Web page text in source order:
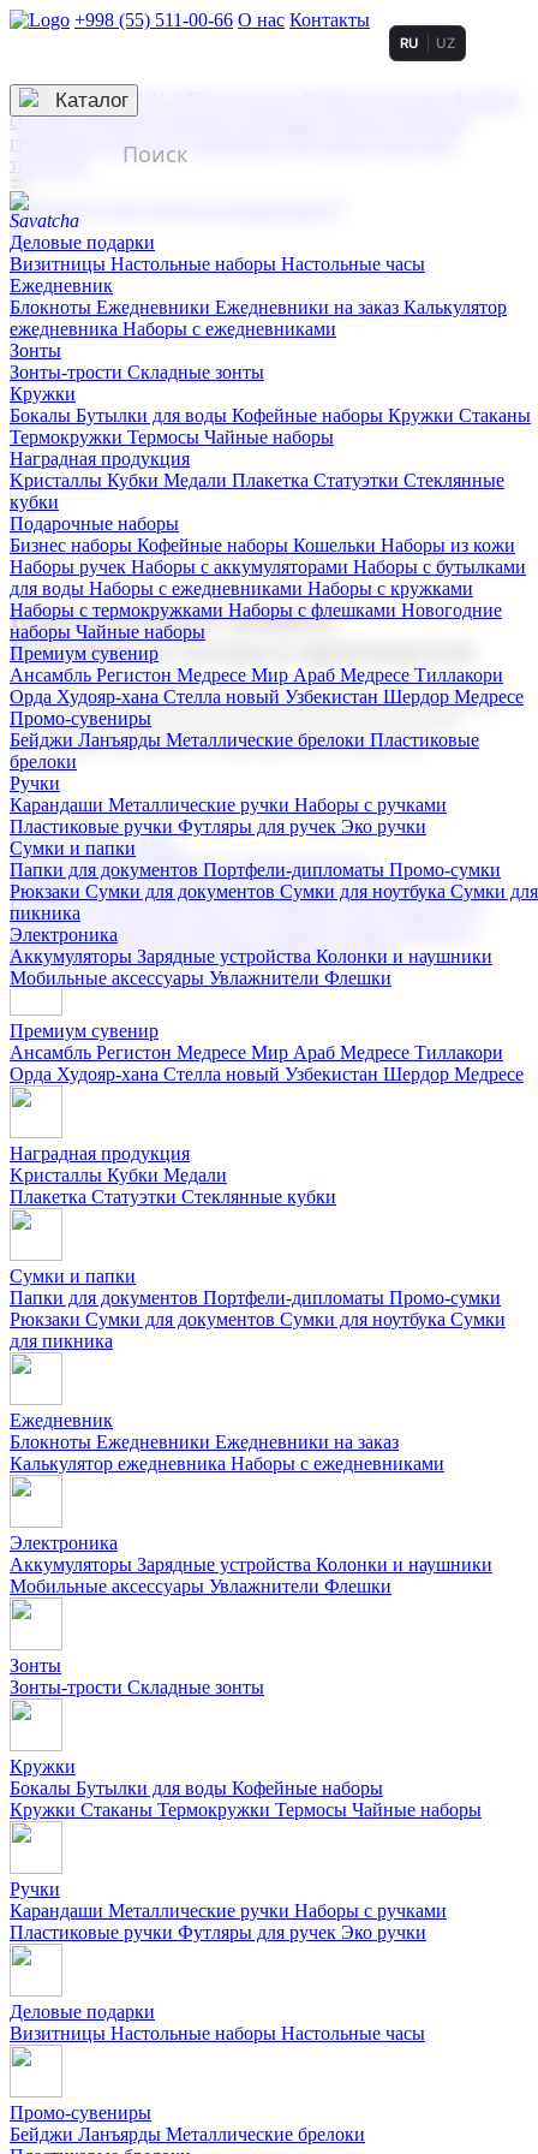
+998 (55) 511-00-66 О нас Контакты
3D гравировка
смолой (Doming)
гравировка твердая
тиснение
RU UZ
☰
Контакты
Каталог
Деловые подарки
Визитницы Настольные наборы Настольные часы
Ежедневник
Блокноты Ежедневники Ежедневники на заказ Калькулятор
ежедневника Наборы с ежедневниками
Зонты
Зонты-трости Складные зонты
Кружки
Бокалы Бутылки для воды Кофейные наборы Кружки Стаканы
Термокружки Термосы Чайные наборы
Наградная продукция
Kристаллы Кубки Медали Плакетка Статуэтки Стеклянные
кубки
Подарочные наборы
Бизнес наборы Кофейные наборы Кошельки Наборы из кожи
Наборы ручек Наборы с аккумуляторами Наборы с бутылками
для воды Наборы с ежедневниками Наборы с кружками
Наборы с термокружками Наборы с флешками Новогодние
наборы Чайные наборы
Премиум сувенир
Ансамбль Регистон Медресе Мир Араб Медресе Тиллакори
Орда Худояр-хана Стелла новый Узбекистан Шердор Медресе
Промо-сувениры
Бейджи Ланъярды Металлические брелоки Пластиковые
брелоки
Ручки
Карандаши Металлические ручки Наборы с ручками
Пластиковые ручки Футляры для ручек Эко ручки
Сумки и папки
Папки для документов Портфели-дипломаты Промо-сумки
Рюкзаки Сумки для документов Сумки для ноутбука Сумки для
пикника
Электроника
Аккумуляторы Зарядные устройства Колонки и наушники
Мобильные аксессуары Увлажнители Флешки
Корпоративные подарки
Поставка со склада и производство
Мы предлагаем широкий выбор корпоративных подарков и
сувениров с логотипом. В нашем каталоге вы найдете
продукцию для бизнеса, мероприятия и клиентов.
Подарочные наборы
Бизнес наборыКофейные наборы Кошельки
Наборы из кожиНаборы ручекНаборы с аккумуляторами
Наборы с бутылками для воды
Наборы с ежедневниками
Наборы с кружками
флешкамиНовогодние наборыЧайные наборы
Премиум сувенир
Ансамбль Регистон Медресе Мир Араб Медресе Тиллакори
Орда Худояр-хана Стелла новый Узбекистан Шердор Медресе
Наградная продукция
Kристаллы Кубки Медали
Плакетка Статуэтки Стеклянные кубки
Сумки и папки
Папки для документов Портфели-дипломаты Промо-сумки
Рюкзаки Сумки для документов Сумки для ноутбука Сумки
для пикника
Ежедневник
Блокноты Ежедневники Ежедневники на заказ
Калькулятор ежедневника Наборы с ежедневниками
Электроника
Аккумуляторы Зарядные устройства Колонки и наушники
Мобильные аксессуары Увлажнители Флешки
Зонты
Зонты-трости Складные зонты
Кружки
Бокалы Бутылки для воды Кофейные наборы
Кружки Стаканы Термокружки Термосы Чайные наборы
Ручки
Карандаши Металлические ручки Наборы с ручками
Пластиковые ручки Футляры для ручек Эко ручки
Деловые подарки
Визитницы Настольные наборы Настольные часы
Промо-сувениры
Бейджи Ланъярды Металлические брелоки